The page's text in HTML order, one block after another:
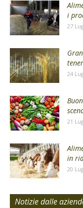
i
27
24
21
in
20
Notizie dalle